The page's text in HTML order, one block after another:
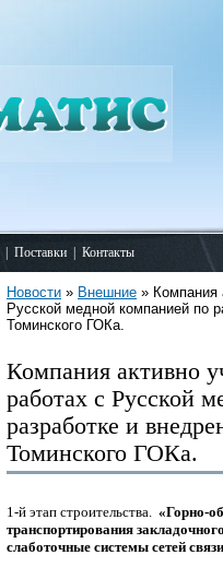
Поставки Контакты
Новости » Внешние » Компания
Русской медной компанией по
Томинского ГОКа.
Компания активно
работах с Русской
разработке и
Томинского ГОКа.
1-й этап строительства. «Горно-
транспортирования
слаботочные системы сетей